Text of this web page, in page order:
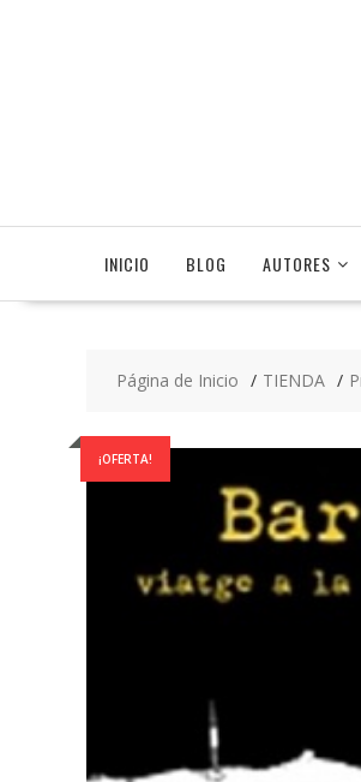
INICIO BLOG AUTORES
Página de Inicio TIENDA
¡OFERTA!